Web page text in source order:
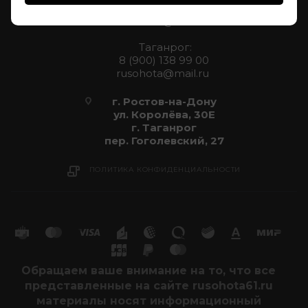
8 (961) 272 55 51
Таганрог:
8 (900) 138 99 00
rusohota@mail.ru
г. Ростов-на-Дону
ул. Королёва, 30Е
г. Таганрог
пер. Гоголевский, 27
ПОЛИТИКА КОНФИДЕНЦИАЛЬНОСТИ
Обращаем ваше внимание на то, что все
представленные на сайте rusohota61.ru
материалы носят информационный